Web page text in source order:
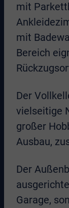
mit
mit
Bereich
Der
vielseitige
großer
Ausbau,
Der
Garage,